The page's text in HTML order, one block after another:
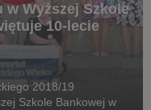
w Wyższej Szkole
10-lecie
2018/19
Szkole Bankowej w